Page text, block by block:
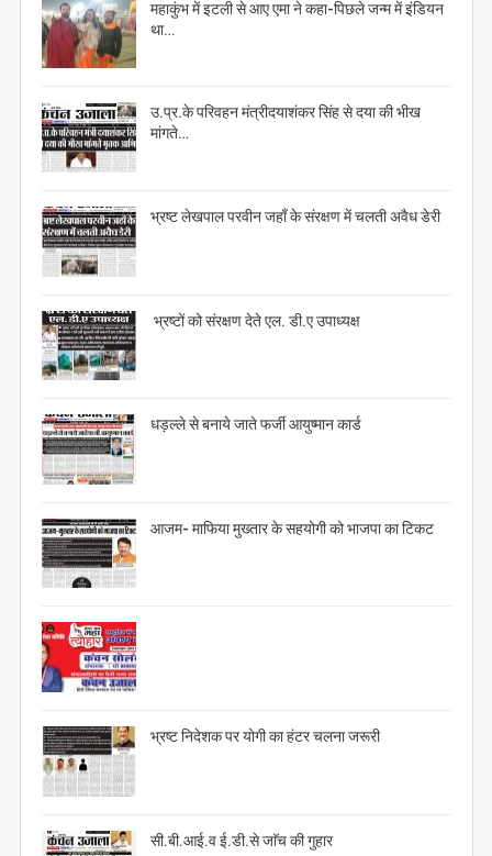
महाकुंभ में इटली से आए एमा ने कहा-पिछले जन्म में इंडियन
था…
उ.प्र.के परिवहन मंत्रीदयाशंकर सिंह से दया की भीख
मांगते…
भ्रष्ट लेखपाल परवीन जहाँ के संरक्षण में चलती अवैध डेरी
भ्रष्टों को संरक्षण देते एल. डी.ए उपाध्यक्ष
धड़ल्ले से बनाये जाते फर्जी आयुष्मान कार्ड
आजम- माफिया मुख्तार के सहयोगी को भाजपा का टिकट
भ्रष्ट निदेशक पर योगी का हंटर चलना जरूरी
सी.बी.आई.व ई.डी.से जाॅच की गुहार